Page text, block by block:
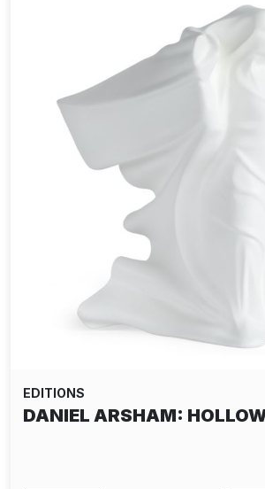
EDITIONS
DANIEL ARSHAM: